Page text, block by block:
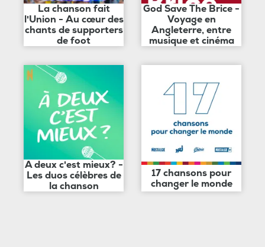
La chanson fait
l'Union - Au cœur des
chants de supporters
de foot
God Save The Brice -
Voyage en
Angleterre, entre
musique et cinéma
A deux c'est mieux? -
Les duos célèbres de
la chanson
17 chansons pour
changer le monde